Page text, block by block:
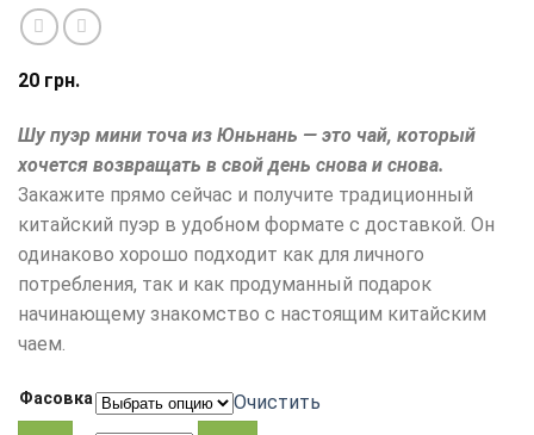
20 грн.
Шу пуэр мини точа из Юньнань — это чай, который
хочется возвращать в свой день снова и снова.
Закажите прямо сейчас и получите традиционный
китайский пуэр в удобном формате с доставкой. Он
одинаково хорошо подходит как для личного
потребления, так и как продуманный подарок
начинающему знакомство с настоящим китайским
чаем.
Фасовка Очистить